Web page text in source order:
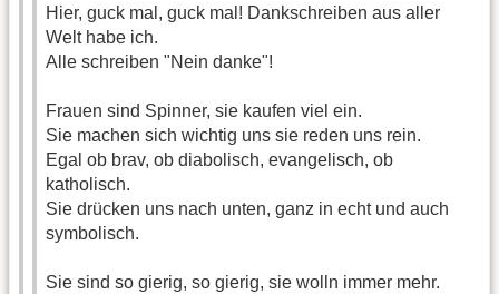
Hier, guck mal, guck mal! Dankschreiben aus aller
Welt habe ich.
Alle schreiben "Nein danke"!
Frauen sind Spinner, sie kaufen viel ein.
Sie machen sich wichtig uns sie reden uns rein.
Egal ob brav, ob diabolisch, evangelisch, ob
katholisch.
Sie drücken uns nach unten, ganz in echt und auch
symbolisch.
Sie sind so gierig, so gierig, sie wolln immer mehr.